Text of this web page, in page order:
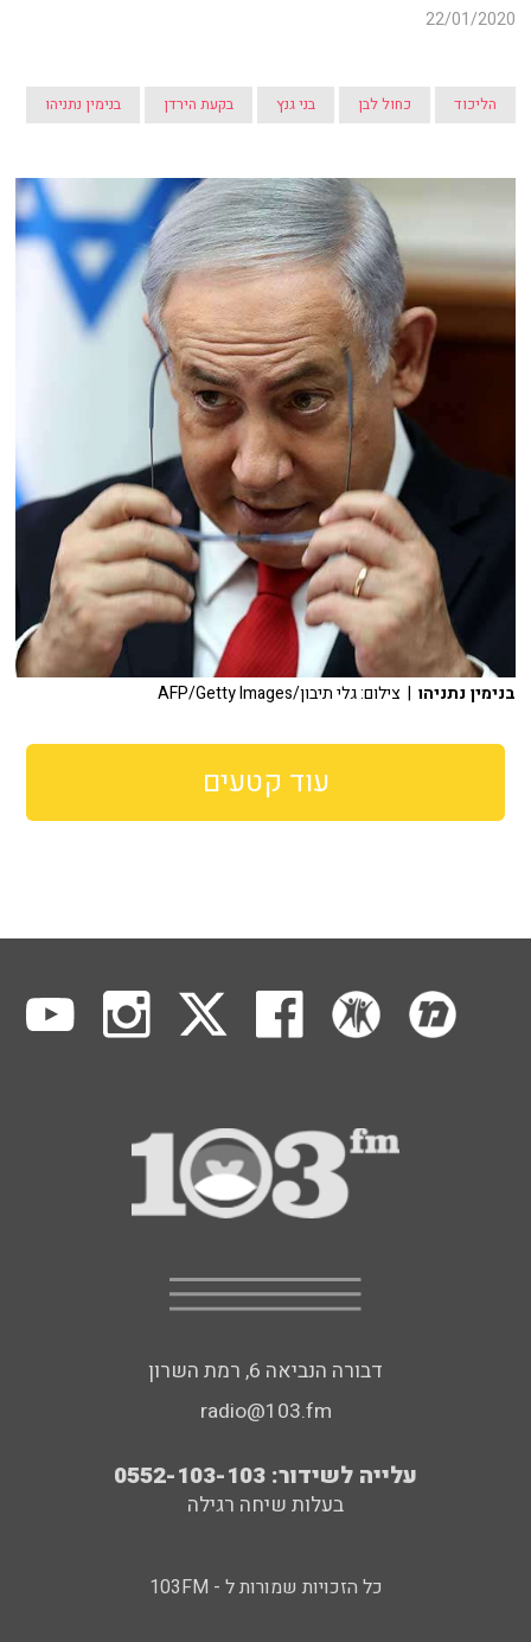
22/01/2020
הליכוד כחול לבן בני גנץ בקעת הירדן בנימין נתניהו
בנימין נתניהו | צילום: גלי תיבון/AFP/Getty Images
עוד קטעים
דבורה הנביאה 6, רמת השרון
radio@103.fm
עלייה לשידור: 0552-103-103
בעלות שיחה רגילה
כל הזכויות שמורות ל - 103FM